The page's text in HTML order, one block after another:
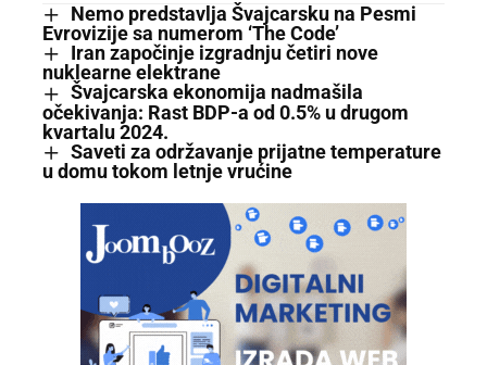
Nemo predstavlja Švajcarsku na Pesmi
Evrovizije sa numerom ‘The Code’
Iran započinje izgradnju četiri nove
nuklearne elektrane
Švajcarska ekonomija nadmašila
očekivanja: Rast BDP-a od 0.5% u drugom
kvartalu 2024.
Saveti za održavanje prijatne temperature
u domu tokom letnje vrućine